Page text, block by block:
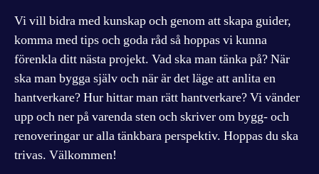
Vi vill bidra med kunskap och genom att skapa guider,
komma med tips och goda råd så hoppas vi kunna
förenkla ditt nästa projekt. Vad ska man tänka på? När
ska man bygga själv och när är det läge att anlita en
hantverkare? Hur hittar man rätt hantverkare? Vi vänder
upp och ner på varenda sten och skriver om bygg- och
renoveringar ur alla tänkbara perspektiv. Hoppas du ska
trivas. Välkommen!